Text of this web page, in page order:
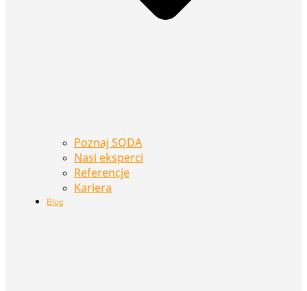
Poznaj SQDA
Nasi eksperci
Referencje
Kariera
Blog